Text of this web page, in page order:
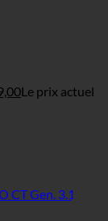
Le prix actuel